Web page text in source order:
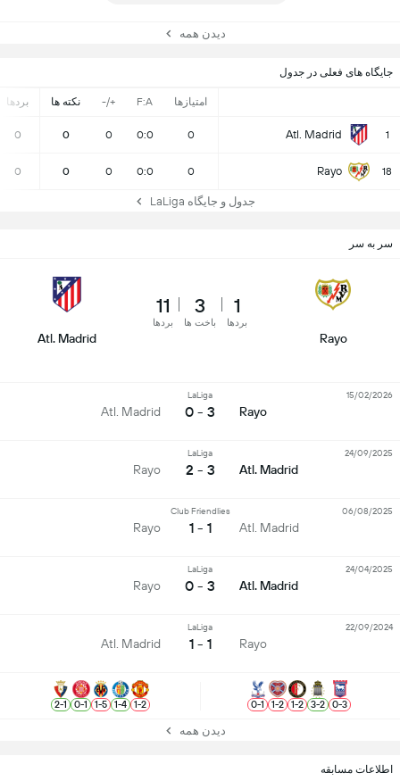
دیدن همه
جایگاه های فعلی در جدول
امتیازها F:A
+/- نکته ها بردها
1
Atl. Madrid
0
0:0
0
0
0
18
Rayo
0
0:0
0
0
0
جدول و جایگاه LaLiga
اطلاعات مسابقه
سر به سر
Rayo
1
بردها
3
باخت ها
11
بردها
Atl. Madrid
Rayo
LaLiga
3 - 0
Atl. Madrid
15/02/2026
Atl. Madrid
LaLiga
3 - 2
Rayo
24/09/2025
Atl. Madrid
Club Friendlies
1 - 1
Rayo
06/08/2025
Atl. Madrid
LaLiga
3 - 0
Rayo
24/04/2025
Rayo
LaLiga
1 - 1
Atl. Madrid
22/09/2024
3
-
0
2
-
3
2
-
1
2
-
1
1
-
0
2
-
1
4
-
1
5
-
1
1
-
0
1
-
2
دیدن همه